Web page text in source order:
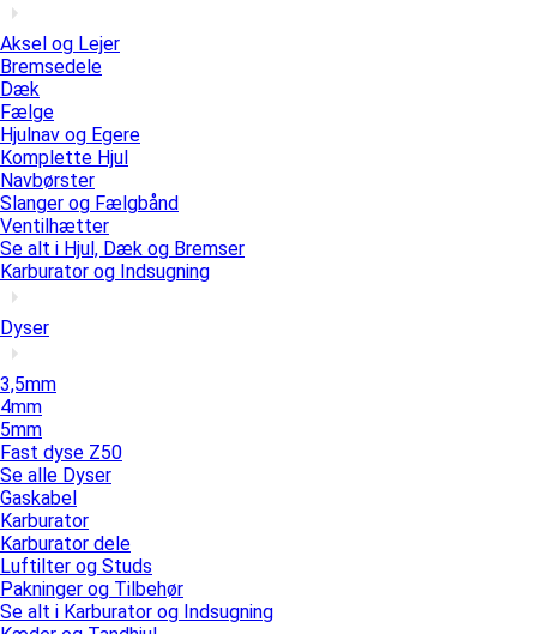
Aksel og Lejer
Bremsedele
Dæk
Fælge
Hjulnav og Egere
Komplette Hjul
Navbørster
Slanger og Fælgbånd
Ventilhætter
Se alt i Hjul, Dæk og Bremser
Karburator og Indsugning
Dyser
3,5mm
4mm
5mm
Fast dyse Z50
Se alle Dyser
Gaskabel
Karburator
Karburator dele
Luftilter og Studs
Pakninger og Tilbehør
Se alt i Karburator og Indsugning